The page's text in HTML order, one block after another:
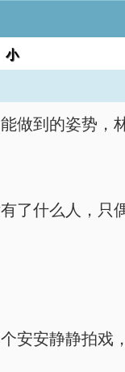
小
到的姿势，
了什么人，只
安安静静拍戏